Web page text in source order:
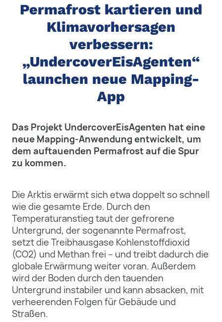
Permafrost kartieren und
Klimavorhersagen
verbessern:
„UndercoverEisAgenten“
launchen neue Mapping-
App
Das Projekt UndercoverEisAgenten hat eine
neue Mapping-Anwendung entwickelt, um
dem auftauenden Permafrost auf die Spur
zu kommen.
Die Arktis erwärmt sich etwa doppelt so schnell
wie die gesamte Erde. Durch den
Temperaturanstieg taut der gefrorene
Untergrund, der sogenannte Permafrost,
setzt die Treibhausgase Kohlenstoffdioxid
(CO2) und Methan frei – und treibt dadurch die
globale Erwärmung weiter voran. Außerdem
wird der Boden durch den tauenden
Untergrund instabiler und kann absacken, mit
verheerenden Folgen für Gebäude und
Straßen.